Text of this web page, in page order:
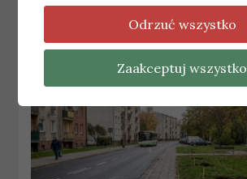
5 czerwca, 2026 redakcja
Odrzuć wszystko
Zaakceptuj wszystko